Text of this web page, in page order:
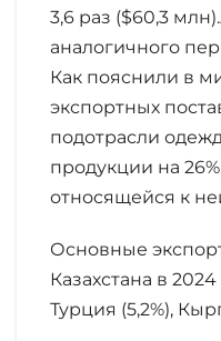
3,6 раз ($60,3
аналогичного
Как пояснили в
экспортных
подотрасли
продукции на
относящейся к
Основные
Казахстана в 2024
Турция (5,2%),